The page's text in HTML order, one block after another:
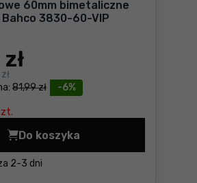
60mm bimetaliczne
3830-60-VIP
-6%
81,99 zł
2-3 dni
Do koszyka
Piły otworowe 60mm